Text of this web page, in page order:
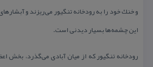
و خنك خود را به رودخانه تنگیور می‌ریزند و
این چشمه‌ها بسیار دیدنی است.
رودخانه تنگیور كه از میان آبادی می‌گذرد، بخش